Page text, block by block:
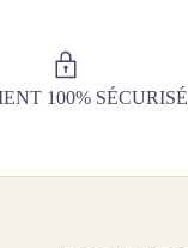
100% SÉCURISÉ